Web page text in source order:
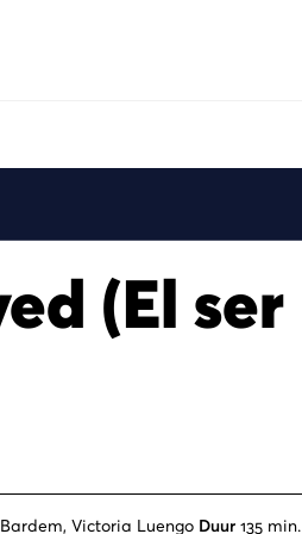
(El ser
Victoria Luengo Duur 135 min.